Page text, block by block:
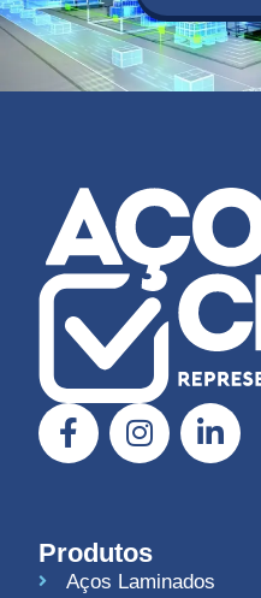
Produtos
Aços Laminados